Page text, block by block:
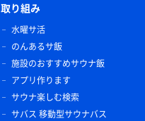
取り組み
水曜サ活
のんあるサ飯
施設のおすすめサウナ飯
アプリ作ります
サウナ楽しむ検索
サバス 移動型サウナバス